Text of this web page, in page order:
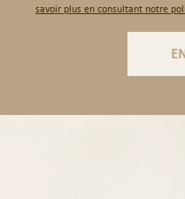
savoir plus en consultant notre